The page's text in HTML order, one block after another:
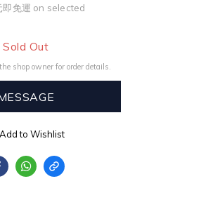
即免運 on selected
Sold Out
shop owner for order details.
Add to Wishlist